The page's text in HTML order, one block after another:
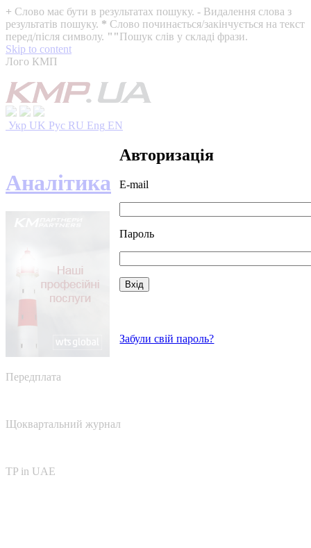
+ Слово має бути в результатах пошуку. - Видалення слова з
результатів пошуку. * Слово починається/закінчується на текст
перед/після символу. ""Пошук слів у складі фрази.
Skip to content
Лого КМП
Укр UK Рус RU Eng EN
Авторизація
E-mail
Пароль
Забули свій пароль?
Аналітика
Передплата
Щоквартальний журнал
TP in UAE